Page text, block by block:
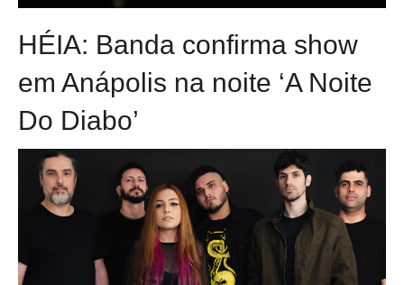
HÉIA: Banda confirma show
em Anápolis na noite ‘A Noite
Do Diabo’